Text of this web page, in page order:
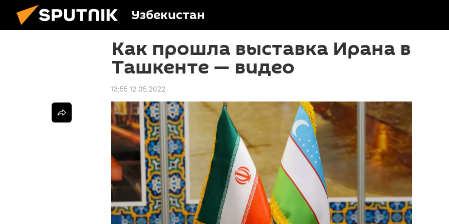
Узбекистан
Как прошла выставка Ирана в
Ташкенте — видео
13:55 12.05.2022